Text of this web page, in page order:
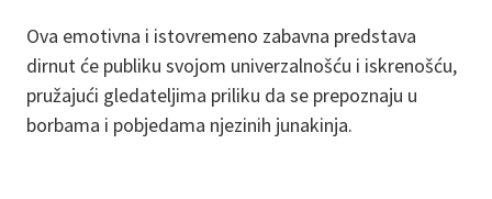
Ova emotivna i istovremeno zabavna predstava
dirnut će publiku svojom univerzalnošću i iskrenošću,
pružajući gledateljima priliku da se prepoznaju u
borbama i pobjedama njezinih junakinja.